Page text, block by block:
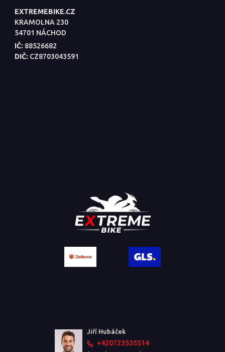
EXTREMEBIKE.CZ
KRAMOLNA 230
54701 NÁCHOD
IČ: 88526682
DIČ: CZ8703043591
Jiří Hubáček
+420723535514